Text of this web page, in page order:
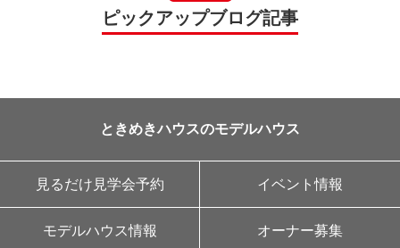
ピックアップブログ記事
ときめきハウスのモデルハウス
見るだけ見学会予約 イベント情報
モデルハウス情報 オーナー募集